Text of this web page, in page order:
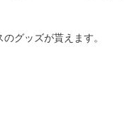
グッズが貰えます。